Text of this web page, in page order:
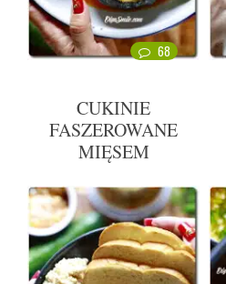
68
CUKINIE
FASZEROWANE
MIĘSEM